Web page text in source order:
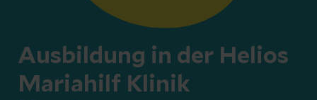
Ausbildung in der Helios
Mariahilf Klinik